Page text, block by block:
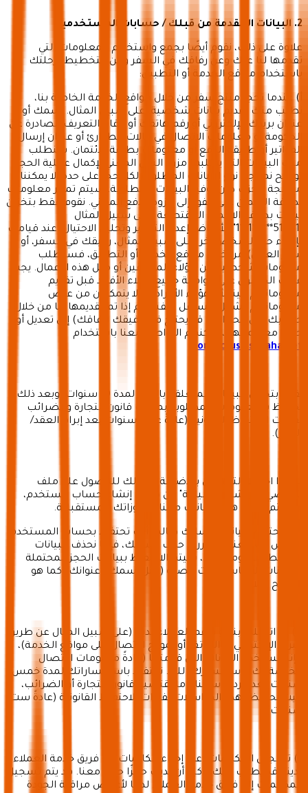
2. البيانات المقدمة من قبلك / حسابات المستخدمين
علاوة على ذلك، نقوم أيضًا بجمع واستخدام المعلومات التي
تقدمها لنا عنك وعن رفاقك في السفر وعن التخطيط لرحلتك
باستخدام مواقع الخدمة أو التطبيق:
أ) عندما تحجز منتج سفر من خلال مواقع الخدمة الخاصة بنا،
نطلب منك تقديم بيانات شخصية، على سبيل المثال. اسمك أو
عنوان بريدك الإلكتروني أو رقم هاتفك أو أرقام التعريف الصادرة عن
الحكومة أو معلومات الاتصال في حالات الطوارئ أو عنوان إرسال
الفواتير أو طريقة الدفع أو معلومات بطاقة الائتمان. سنطلب
منك البيانات التي يطلبها مزود النقل المعني لإكمال عملية الحجز.
توضح نماذجنا نوع البيانات المطلوبة لكل حجز على حدة. لا يمكننا
معالجة حجزك دون توفير البيانات المطلوبة. سيتم تمرير معلومات
بطاقة الائتمان على الفور إلى مزود الدفع المعني. نقوم فقط بتخزين
بيانات بطاقة الائتمان المقتطعة (على سبيل المثال
"511111******1111") لأغراض إعداد التقارير وتحليل الاحتيال. عند قيامك
بإجراء حجز لشخص آخر (على سبيل المثال، رفيقك في السفر، أو
سفر العمل) من خلال مواقع الخدمة أو التطبيق، فسنطلب
معلومات شخصية عن هؤلاء المرافقين أو مثل هذه الأعمال. يجب
عليك الحصول على موافقة جميع هؤلاء الأفراد قبل تقديم
معلوماتهم إلينا لأن هؤلاء الأفراد قد لا يتمكنون من عرض
معلوماتهم بشكل مستقل بأنفسهم إذا تم تقديمها لنا من خلال
حسابك. إلى الحد الذي قد يحتاج فيه رفيقك (رفاقك) إلى تعديل أو
حذف معلوماتهم، يمكنهم التواصل معنا باستخدام
contactus@seyaha.net
نقوم بتخزين البيانات المتعلقة بالحجز لمدة 10 سنوات، وبعد ذلك
نحتفظ بالمعلومات المطلوبة بموجب قانون التجارة والضرائب
لفترات الاحتفاظ القانونية (عادةً عشر سنوات بعد إبرام العقد/
الحجز).
ب) إذا اخترت التسجيل بالإضافة إلى ذلك للحصول على ملف
شخصي لدى شركة "سياحة" عن طريق إنشاء حساب مستخدم،
فسيتم تخزين هذه البيانات معنا لحجوزاتك المستقبلية.
نحن نحتفظ ببيانات حسابك طالما أنك تحتفظ بحساب المستخدم
الخاص بك معنا. إذا قررت حذف حسابك، فإننا نحذف البيانات
المرتبطة به. ومع ذلك، سيتم الاحتفاظ ببيانات الحجز المحتملة
والبيانات الأساسية ذات الصلة (مثل اسمك وعنوانك) كما هو
موضح أعلاه.
ج) إذا اتصلت بنا أو بدعم العملاء لدينا (على سبيل المثال عن طريق
البريد الإلكتروني أو الهاتف أو نموذج الاتصال على مواقع الخدمة)،
فإننا نستخدم البيانات التي قدمتها (عادةً معلومات الاتصال
الخاصة بك واستفسارك) للرد. نحتفظ باستفساراتك لمدة خمس
سنوات بعد الرد، باستثناء ما يقتضيه قانون التجارة أو الضرائب،
حيث نحتفظ بهذه المراسلات لفترات الاحتفاظ القانونية (عادةً ست
سنوات).
د) تسجيل المكالمات: عند إجراء مكالمات مع فريق خدمة العملاء
لدينا، قد يُطلب منك تأكيد أن لديك حجزًا حاليًا معنا. قد يتم تسجيل
المكالمات إلى فريق خدمة العملاء لدينا لأغراض مراقبة الجودة